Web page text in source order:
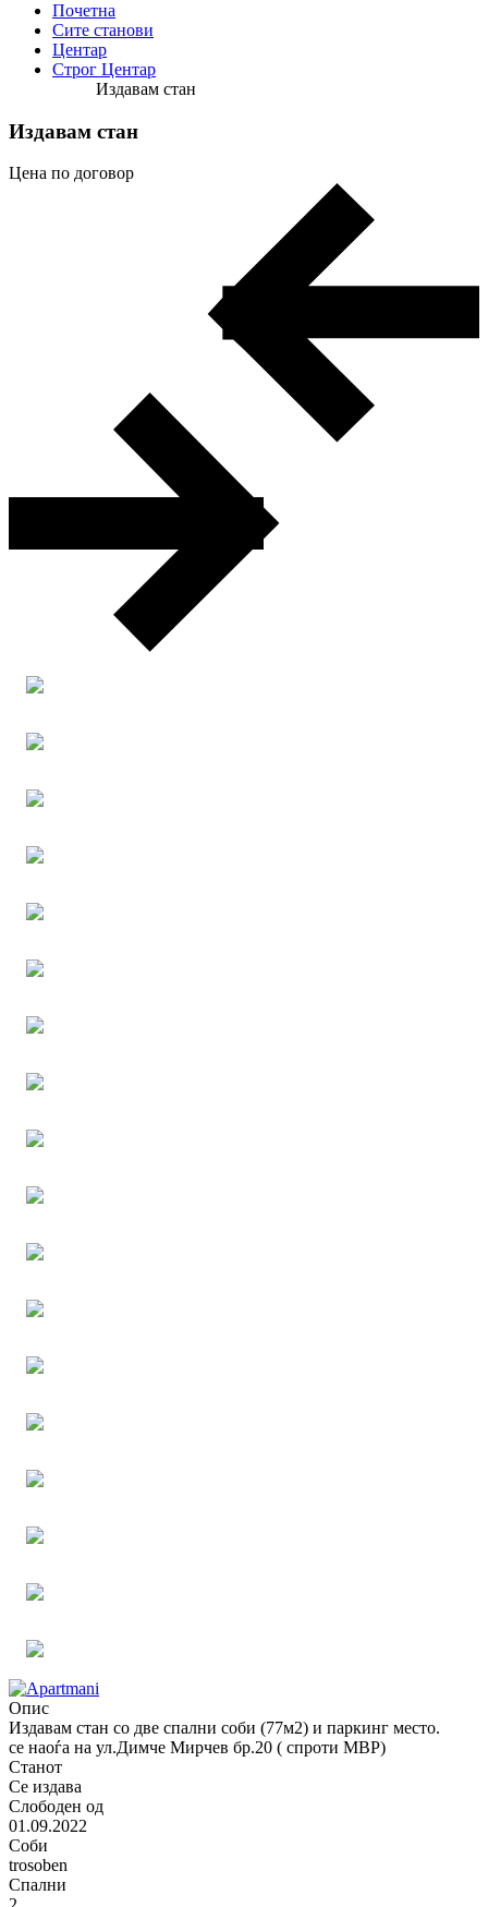
Почетна
Сите станови
Центар
Строг Центар
Издавам стан
Издавам стан
Цена по договор
Опис
Издавам стан со две спални соби (77м2) и паркинг место.
се наоѓа на ул.Димче Мирчев бр.20 ( спроти МВР)
Станот
Се издава
Слободен од
01.09.2022
Соби
trosoben
Спални